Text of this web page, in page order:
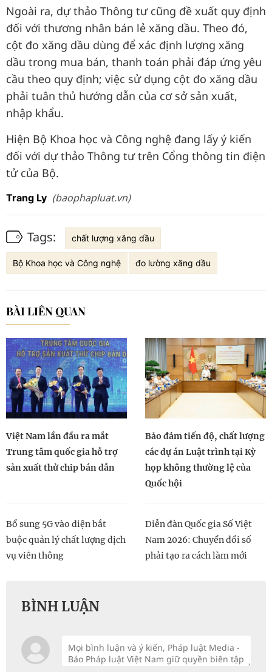
Ngoài ra, dự thảo Thông tư cũng đề xuất quy định
đối với thương nhân bán lẻ xăng dầu. Theo đó,
cột đo xăng dầu dùng để xác định lượng xăng
dầu trong mua bán, thanh toán phải đáp ứng yêu
cầu theo quy định; việc sử dụng cột đo xăng dầu
phải tuân thủ hướng dẫn của cơ sở sản xuất,
nhập khẩu.
Hiện Bộ Khoa học và Công nghệ đang lấy ý kiến
đối với dự thảo Thông tư trên Cổng thông tin điện
tử của Bộ.
Trang Ly (baophapluat.vn)
Tags: chất lượng xăng dầu
Bộ Khoa học và Công nghệ đo lường xăng dầu
BÀI LIÊN QUAN
Việt Nam lần đầu ra mắt
Trung tâm quốc gia hỗ trợ
sản xuất thử chip bán dẫn
Bảo đảm tiến độ, chất lượng
các dự án Luật trình tại Kỳ
họp không thường lệ của
Quốc hội
Bổ sung 5G vào diện bắt
buộc quản lý chất lượng dịch
vụ viễn thông
Diễn đàn Quốc gia Số Việt
Nam 2026: Chuyển đổi số
phải tạo ra cách làm mới
BÌNH LUẬN